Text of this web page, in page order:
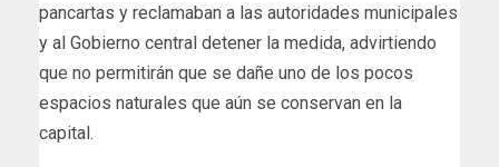
pancartas y reclamaban a las autoridades municipales
y al Gobierno central detener la medida, advirtiendo
que no permitirán que se dañe uno de los pocos
espacios naturales que aún se conservan en la
capital.